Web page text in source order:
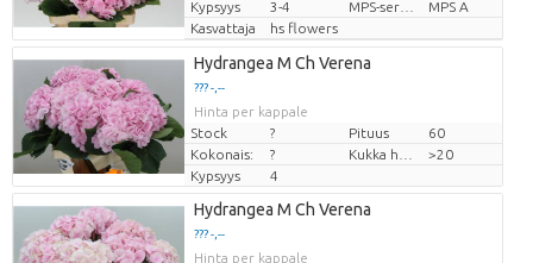
Kypsyys
3-4
MPS A
Kasvattaja
hs flowers
Hydrangea M Ch Verena
??? -,--
Hinta per kappale
Stock
? Pituus
60
Kokonais:
?
>20
Kypsyys
4
Hydrangea M Ch Verena
??? -,--
Hinta per kappale